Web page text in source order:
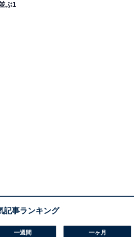
ぶ1
一週間 一ヶ月